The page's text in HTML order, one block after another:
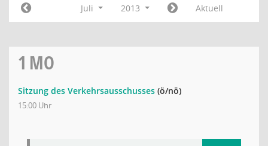
Juli 2013 Aktuell
1 MO
Sitzung des Verkehrsausschusses (ö/nö)
15:00 Uhr